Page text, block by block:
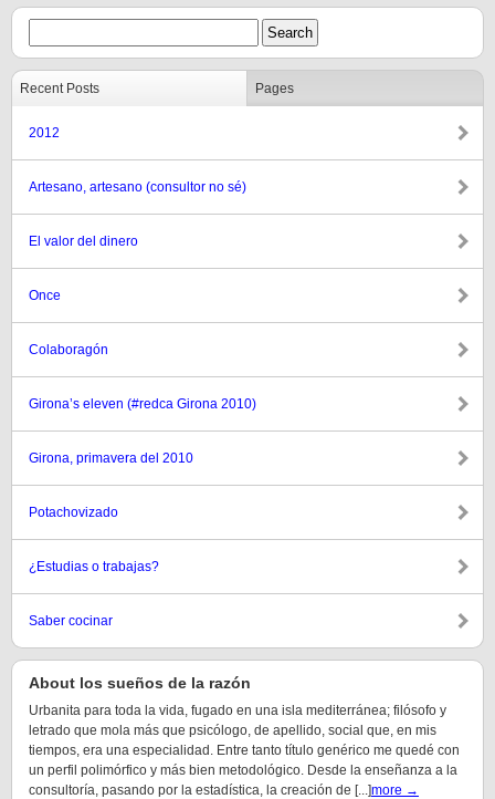
Recent Posts Pages
2012
Artesano, artesano (consultor no sé)
El valor del dinero
Once
Colaboragón
Girona’s eleven (#redca Girona 2010)
Girona, primavera del 2010
Potachovizado
¿Estudias o trabajas?
Saber cocinar
About los sueños de la razón
Urbanita para toda la vida, fugado en una isla mediterránea; filósofo y
letrado que mola más que psicólogo, de apellido, social que, en mis
tiempos, era una especialidad. Entre tanto título genérico me quedé con
un perfil polimórfico y más bien metodológico. Desde la enseñanza a la
consultoría, pasando por la estadística, la creación de [...]more →